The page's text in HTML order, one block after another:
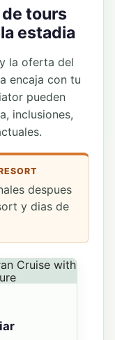
tours
estadia
la oferta del
encaja con tu
pueden
inclusiones,
despues
y dias de